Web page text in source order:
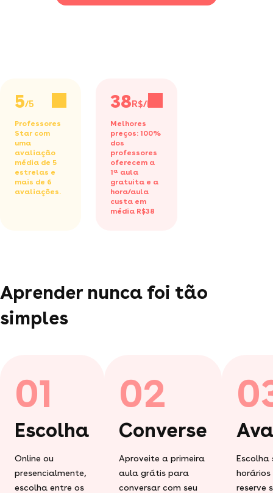
5/5
Professores
Star com
uma
avaliação
média de 5
estrelas e
mais de 6
avaliações.
38R$/h
Melhores
preços: 100%
dos
professores
oferecem a
1ª aula
gratuita e a
hora/aula
custa em
média R$38
Aprender nunca foi tão
simples
01
Escolha
Online ou
presencialmente,
escolha entre os
02
Converse
Aproveite a primeira
aula grátis para
conversar com seu
Escolha
horários
reserve